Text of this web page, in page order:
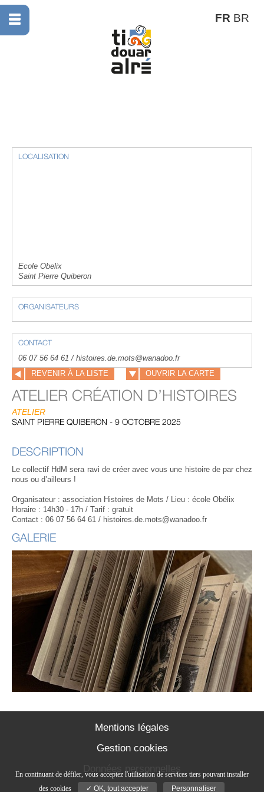
FR BR
LOCALISATION
Ecole Obelix
Saint Pierre Quiberon
ORGANISATEURS
CONTACT
06 07 56 64 61 / histoires.de.mots@wanadoo.fr
REVENIR À LA LISTE
OUVRIR LA CARTE
ATELIER CRÉATION D’HISTOIRES
ATELIER
SAINT PIERRE QUIBERON - 9 OCTOBRE 2025
DESCRIPTION
Le collectif HdM sera ravi de créer avec vous une histoire de par chez
nous ou d’ailleurs !
Organisateur : association Histoires de Mots / Lieu : école Obélix
Horaire : 14h30 - 17h / Tarif : gratuit
Contact : 06 07 56 64 61 / histoires.de.mots@wanadoo.fr
GALERIE
Mentions légales
Gestion cookies
Données personnelles
Contact
En continuant de défiler, vous acceptez l'utilisation de services tiers pouvant installer
des cookies
✓ OK, tout accepter Personnaliser